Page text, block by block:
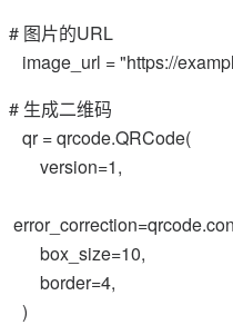
# 图片的URL
image_url = "https://
# 生成二维码
qr = qrcode.QRCode(
version=1,
box_size=10,
border=4,
)